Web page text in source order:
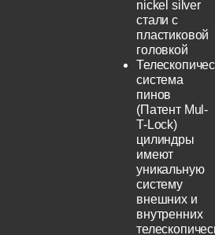
nickel silver
стали с
пластиковой
головкой
система
пинов
(Патент Mul-
T-Lock)
цилиндры
имеют
уникальную
систему
внешних и
внутренних